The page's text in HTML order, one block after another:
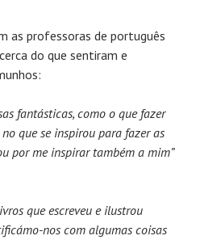
as professoras de português
do que sentiram e
fantásticas, como o que fazer
que se inspirou para fazer as
por me inspirar também a mim”
que escreveu e ilustrou
nos com algumas coisas